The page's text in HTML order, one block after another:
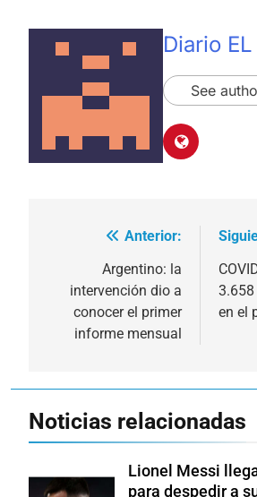
Diario
See
Navegación
entradas
Anterior:
Argentino: la
intervención dio a
conocer el primer
informe mensual
en el
Noticias relacionadas
Lionel Messi
para despedir a